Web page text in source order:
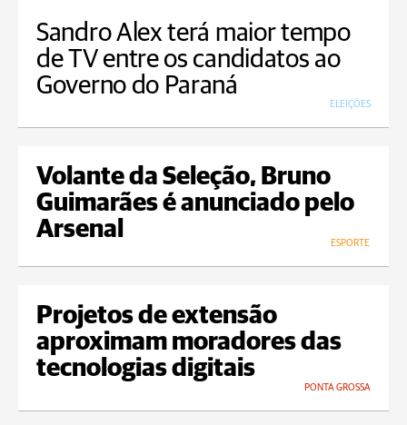
Sandro Alex terá maior tempo
de TV entre os candidatos ao
Governo do Paraná
ELEIÇÕES
Volante da Seleção, Bruno
Guimarães é anunciado pelo
Arsenal
ESPORTE
Projetos de extensão
aproximam moradores das
tecnologias digitais
PONTA GROSSA